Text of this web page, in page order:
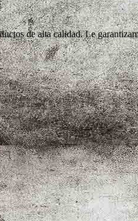
de alta calidad. Le